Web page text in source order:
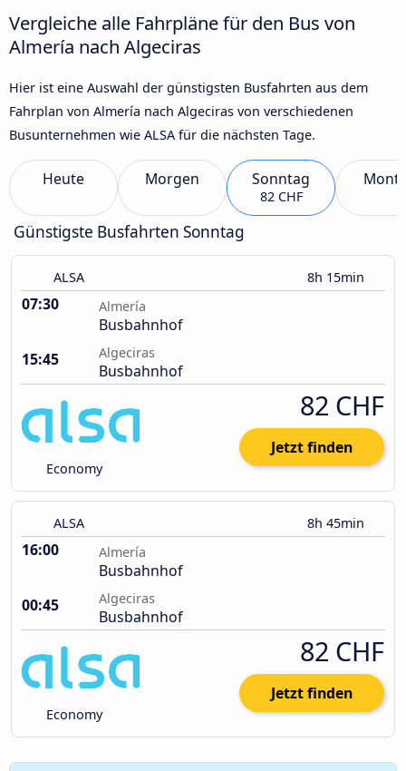
Vergleiche alle Fahrpläne für den Bus von
Almería nach Algeciras
Hier ist eine Auswahl der günstigsten Busfahrten aus dem
Fahrplan von Almería nach Algeciras von verschiedenen
Busunternehmen wie ALSA für die nächsten Tage.
Heute Morgen Sonntag
82 CHF
Günstigste Busfahrten Sonntag
ALSA 8h 15min
07:30 Almería
Busbahnhof
15:45
Algeciras
Busbahnhof
Economy
82 CHF
Jetzt finden
ALSA 8h 45min
16:00 Almería
Busbahnhof
00:45
Algeciras
Busbahnhof
Economy
82 CHF
Jetzt finden